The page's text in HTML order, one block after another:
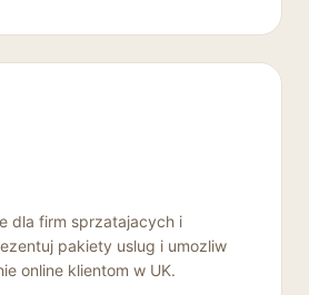
dla firm sprzatajacych i
pakiety uslug i umozliw
online klientom w UK.